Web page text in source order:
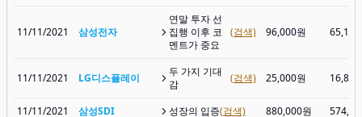
11/11/2021 삼성전자
연말 투자 선
집행 이후 코
멘트가 중요
(검색) 96,000원
11/11/2021 LG디스플레이
두 가지 기대
감
(검색) 25,000원
11/11/2021 삼성SDI 성장의 입증(검색) 880,000원